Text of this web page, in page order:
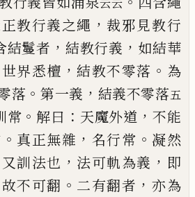
云云
教行義之繩 ， 裁邪見教行
結鬘者 ， 結教行義 ， 如結華
世界悉檀 ，結教不零落 。 為
落 。第一義 ， 結義不零落五
常 。 解曰 ： 天魔外道 ， 不能
。 真正無雜 ， 名行常 。凝然
又訓法也 ， 法可軌為義 ， 即
故不可翻 。 二有翻者 ，亦為